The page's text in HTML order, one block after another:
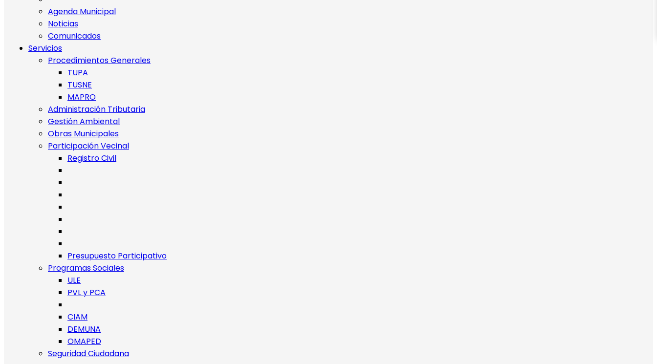
Agenda Municipal
Noticias
Comunicados
Servicios
Procedimientos Generales
TUPA
TUSNE
MAPRO
Administración Tributaria
Gestión Ambiental
Obras Municipales
Participación Vecinal
Registro Civil
Presupuesto Participativo
Programas Sociales
ULE
PVL y PCA
CIAM
DEMUNA
OMAPED
Seguridad Ciudadana